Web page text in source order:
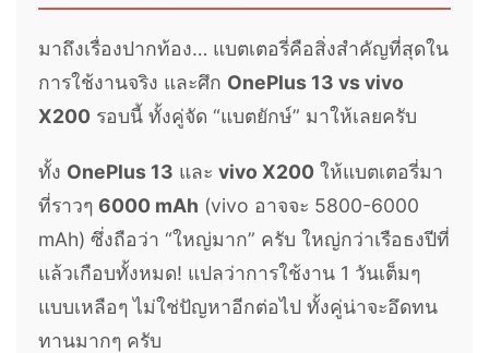
มาถึงเรื่องปากท้อง… แบตเตอรี่คือสิ่งสำคัญที่สุดใน
การใช้งานจริง และศึก OnePlus 13 vs vivo
X200 รอบนี้ ทั้งคู่จัด “แบตยักษ์” มาให้เลยครับ
ทั้ง OnePlus 13 และ vivo X200 ให้แบตเตอรี่มา
ที่ราวๆ 6000 mAh (vivo อาจจะ 5800-6000
mAh) ซึ่งถือว่า “ใหญ่มาก” ครับ ใหญ่กว่าเรือธงปีที่
แล้วเกือบทั้งหมด! แปลว่าการใช้งาน 1 วันเต็มๆ
แบบเหลือๆ ไม่ใช่ปัญหาอีกต่อไป ทั้งคู่น่าจะอึดทน
ทานมากๆ ครับ